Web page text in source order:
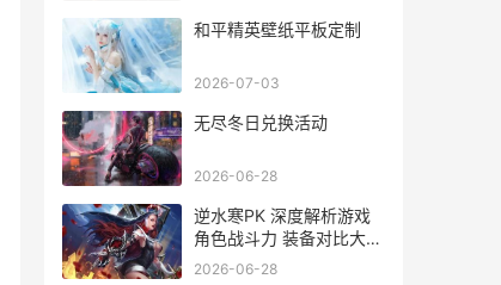
和平精英壁纸平板定制
2026-07-03
无尽冬日兑换活动
2026-06-28
逆水寒PK 深度解析游戏
角色战斗力 装备对比大揭
秘
2026-06-28